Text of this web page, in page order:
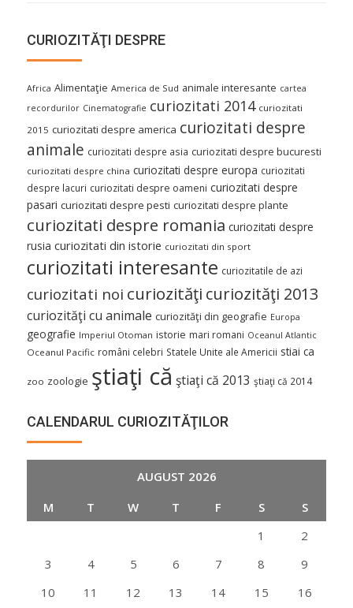
CURIOZITĂŢI DESPRE
Africa Alimentaţie America de Sud animale interesante cartea
recordurilor Cinematografie curiozitati 2014 curiozitati
2015 curiozitati despre america curiozitati despre
animale curiozitati despre asia curiozitati despre bucuresti
curiozitati despre china curiozitati despre europa curiozitati
despre lacuri curiozitati despre oameni curiozitati despre
pasari curiozitati despre pesti curiozitati despre plante
curiozitati despre romania curiozitati despre
rusia curiozitati din istorie curiozitati din sport
curiozitati interesante curiozitatile de azi
curiozitati noi curiozităţi curiozităţi 2013
curiozităţi cu animale curiozităţi din geografie Europa
geografie Imperiul Otoman istorie mari romani Oceanul Atlantic
Oceanul Pacific români celebri Statele Unite ale Americii stiai ca
zoo zoologie ştiaţi că ştiaţi că 2013 ştiaţi că 2014
CALENDARUL CURIOZITĂŢILOR
AUGUST 2026
M
T W T F S
S
1
2
3
4 5 6 7 8
9
10
11 12 13 14 15 16